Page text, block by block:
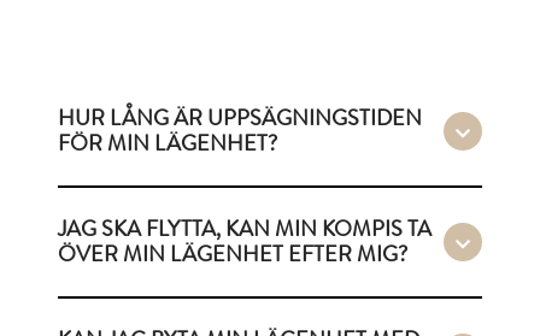
HUR LÅNG ÄR UPPSÄGNINGSTIDEN
FÖR MIN LÄGENHET?
JAG SKA FLYTTA, KAN MIN KOMPIS TA
ÖVER MIN LÄGENHET EFTER MIG?